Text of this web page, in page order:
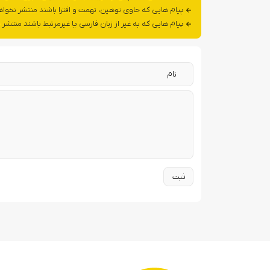
پیام هایی که حاوی توهین، تهمت و افترا باشند منتشر
پیام هایی که به غیر از زبان فارسی یا غیرمرتبط باشند